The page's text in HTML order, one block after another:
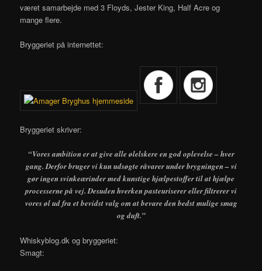
været samarbejde med 3 Floyds, Jester King, Half Acre og
mange flere.
Bryggeriet på internettet:
Bryggeriet skriver:
“Vores ambition er at give alle ølelskere en god oplevelse – hver
gang. Derfor bruger vi kun udsøgte råvarer under brygningen – vi
gør ingen svinkeærinder med kunstige hjælpestoffer til at hjælpe
processerne på vej. Desuden hverken pasteuriserer eller filtrerer vi
vores øl ud fra et bevidst valg om at bevare den bedst mulige smag
og duft.”
Whiskyblog.dk og bryggeriet:
Smagt: